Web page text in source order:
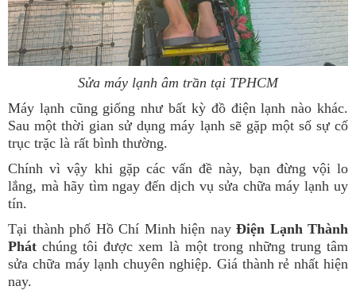
Sửa máy lạnh âm trần tại TPHCM
Máy lạnh cũng giống như bất kỳ đồ điện lạnh nào khác.
Sau một thời gian sử dụng máy lạnh sẽ gặp một số sự cố
trục trặc là rất bình thường.
Chính vì vậy khi gặp các vấn đề này, bạn đừng vội lo
lắng, mà hãy tìm ngay đến dịch vụ sửa chữa máy lạnh uy
tín.
Tại thành phố Hồ Chí Minh hiện nay Điện Lạnh Thành
Phát chúng tôi được xem là một trong những trung tâm
sửa chữa máy lạnh chuyên nghiệp. Giá thành rẻ nhất hiện
nay.